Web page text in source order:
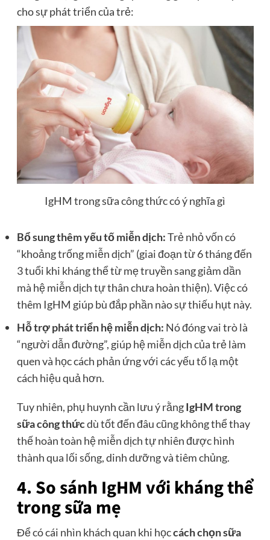
cho sự phát triển của trẻ:
IgHM trong sữa công thức có ý nghĩa gì
Bổ sung thêm yếu tố miễn dịch:Trẻ nhỏ vốn có
“khoảng trống miễn dịch” (giai đoạn từ 6 tháng đến
3 tuổi khi kháng thể từ mẹ truyền sang giảm dần
mà hệ miễn dịch tự thân chưa hoàn thiện). Việc có
thêm IgHM giúp bù đắp phần nào sự thiếu hụt này.
Hỗ trợ phát triển hệ miễn dịch: Nó đóng vai trò là
“người dẫn đường”, giúp hệ miễn dịch của trẻ làm
quen và học cách phản ứng với các yếu tố lạ một
cách hiệu quả hơn.
Tuy nhiên, phụ huynh cần lưu ý rằngIgHM trong
sữa công thứcdù tốt đến đâu cũng không thể thay
thế hoàn toàn hệ miễn dịch tự nhiên được hình
thành qua lối sống, dinh dưỡng và tiêm chủng.
4. So sánh IgHM với kháng thể
trong sữa mẹ
Để có cái nhìn khách quan khi họccách chọn sữa